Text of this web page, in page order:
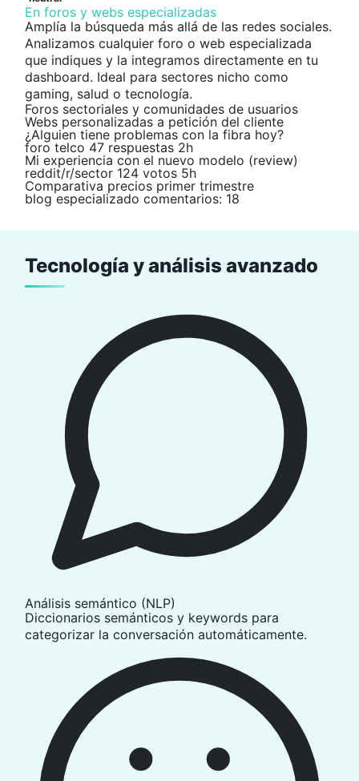
En foros y webs especializadas
Amplía la búsqueda más allá de las redes sociales.
Analizamos cualquier foro o web especializada
que indiques y la integramos directamente en tu
dashboard. Ideal para sectores nicho como
gaming, salud o tecnología.
Foros sectoriales y comunidades de usuarios
Webs personalizadas a petición del cliente
¿Alguien tiene problemas con la fibra hoy?
foro telco 47 respuestas 2h
Mi experiencia con el nuevo modelo (review)
reddit/r/sector 124 votos 5h
Comparativa precios primer trimestre
blog especializado comentarios: 18
Tecnología y análisis avanzado
Análisis semántico (NLP)
Diccionarios semánticos y keywords para
categorizar la conversación automáticamente.